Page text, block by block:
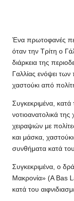
Ένα πρωτοφανές
όταν την Τρίτη ο
διάρκεια της
Γαλλίας ενόψει
χαστούκι από
Συγκεκριμένα,
νοτιοανατολικά
χειραψιών με
και μάσκα,
συνθήματα κατά
Συγκεκριμένα, ο
Μακρονία» (Α Bas
κατά του